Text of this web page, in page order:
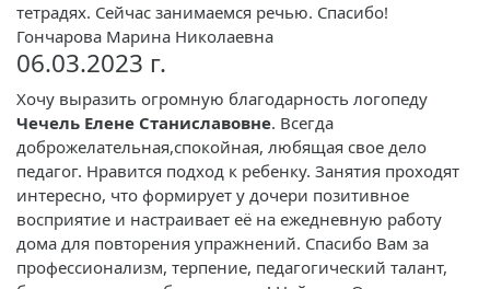
тетрадях. Сейчас занимаемся речью. Спасибо!
Гончарова Марина Николаевна
06.03.2023 г.
Хочу выразить огромную благодарность логопеду
Чечель Елене Станиславовне. Всегда
доброжелательная,спокойная, любящая свое дело
педагог. Нравится подход к ребенку. Занятия проходят
интересно, что формирует у дочери позитивное
восприятие и настраивает её на ежедневную работу
дома для повторения упражнений. Спасибо Вам за
профессионализм, терпение, педагогический талант,